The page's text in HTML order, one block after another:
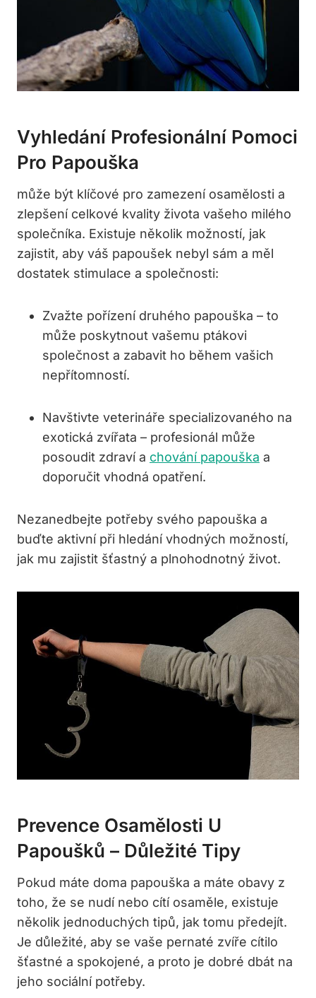
Vyhledání Profesionální Pomoci
Pro Papouška
může být klíčové pro zamezení osamělosti a
zlepšení celkové kvality života vašeho milého
společníka. Existuje několik možností, jak
zajistit, aby váš papoušek nebyl sám a měl
dostatek stimulace a společnosti:
Zvažte pořízení druhého papouška – to
může poskytnout vašemu ptákovi
společnost a zabavit ho během vašich
nepřítomností.
Navštivte veterináře specializovaného na
exotická zvířata – profesionál může
posoudit zdraví a chování papouška a
doporučit vhodná opatření.
Nezanedbejte potřeby svého papouška a
buďte aktivní při hledání vhodných možností,
jak mu zajistit šťastný a plnohodnotný život.
Prevence Osamělosti U
Papoušků – Důležité Tipy
Pokud máte doma papouška a máte obavy z
toho, že se nudí nebo cítí osaměle, existuje
několik jednoduchých tipů, jak tomu předejít.
Je důležité, aby se vaše pernaté zvíře cítilo
šťastné a spokojené, a proto je dobré dbát na
jeho sociální potřeby.